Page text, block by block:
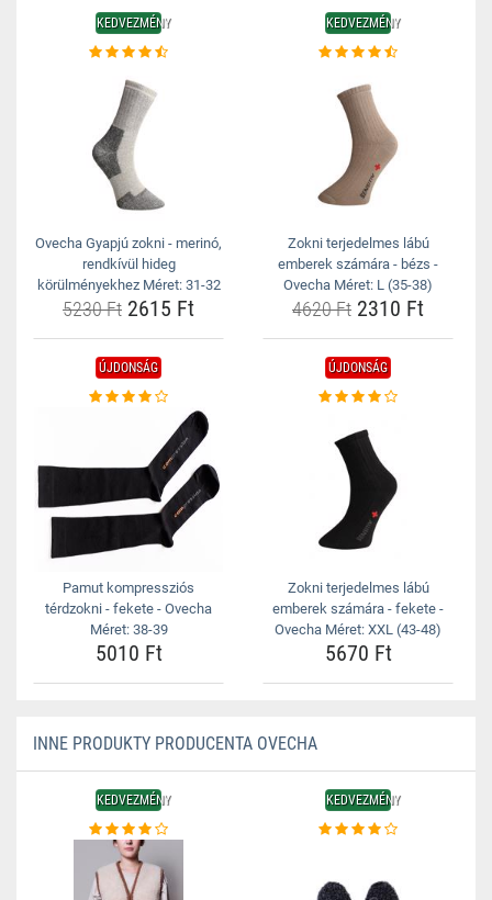
KEDVEZMÉNY
Ovecha Gyapjú zokni - merinó,
rendkívül hideg
körülményekhez Méret: 31-32
5230 Ft 2615 Ft
KEDVEZMÉNY
Zokni terjedelmes lábú
emberek számára - bézs -
Ovecha Méret: L (35-38)
4620 Ft 2310 Ft
ÚJDONSÁG
Pamut kompressziós
térdzokni - fekete - Ovecha
Méret: 38-39
5010 Ft
ÚJDONSÁG
Zokni terjedelmes lábú
emberek számára - fekete -
Ovecha Méret: XXL (43-48)
5670 Ft
INNE PRODUKTY PRODUCENTA OVECHA
KEDVEZMÉNY KEDVEZMÉNY